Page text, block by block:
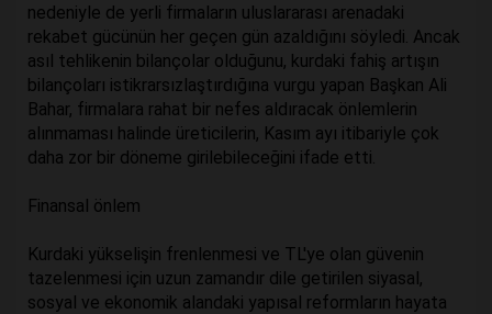
nedeniyle de yerli firmaların uluslararası arenadaki
rekabet gücünün her geçen gün azaldığını söyledi. Ancak
asıl tehlikenin bilançolar olduğunu, kurdaki fahiş artışın
bilançoları istikrarsızlaştırdığına vurgu yapan Başkan Ali
Bahar, firmalara rahat bir nefes aldıracak önlemlerin
alınmaması halinde üreticilerin, Kasım ayı itibariyle çok
daha zor bir döneme girilebileceğini ifade etti.
Finansal önlem
Kurdaki yükselişin frenlenmesi ve TL'ye olan güvenin
tazelenmesi için uzun zamandır dile getirilen siyasal,
sosyal ve ekonomik alandaki yapısal reformların hayata